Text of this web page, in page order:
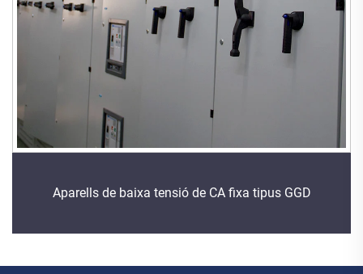
Aparells de baixa tensió de CA fixa tipus GGD